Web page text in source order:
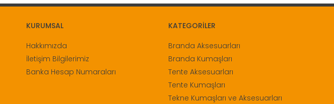
KURUMSAL
Hakkımızda
İletişim Bilgilerimiz
Banka Hesap Numaraları
KATEGORİLER
Branda Aksesuarları
Branda Kumaşları
Tente Aksesuarları
Tente Kumaşları
Tekne Kumaşları ve Aksesuarları